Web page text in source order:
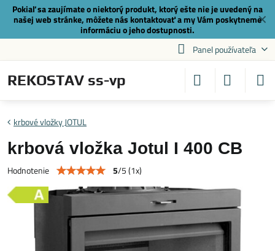
✕
Pokiaľ sa zaujímate o niektorý produkt, ktorý ešte nie je uvedený na
našej web stránke, môžete nás kontaktovaťa my Vám poskytneme
informáciu o jeho dostupnosti.
Panel používateľa
REKOSTAV ss-vp
krbové vložky JOTUL
krbová vložka Jotul I 400 CB
Hodnotenie 5/5(1x)